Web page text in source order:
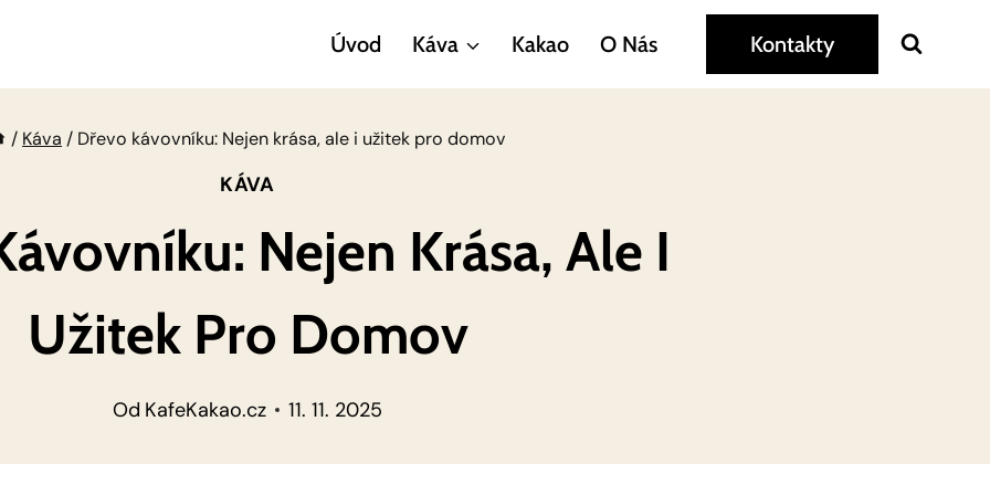
Úvod Káva Kakao O Nás Kontakty
/ Káva / Dřevo kávovníku: Nejen krása, ale i užitek pro domov
KÁVA
Nejen Krása, Ale I
Užitek Pro Domov
Od KafeKakao.cz 11. 11. 2025